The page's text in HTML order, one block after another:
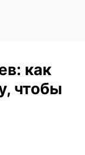
как
чтобы